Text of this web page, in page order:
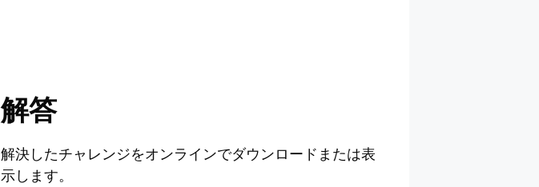
解答
解決したチャレンジをオンラインでダウンロードまたは表
示します。